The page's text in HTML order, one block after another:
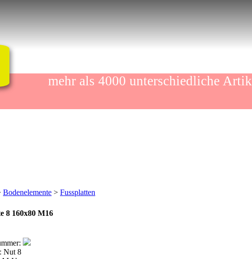
mehr als 4000
Bodenelemente > Fussplatten
8 160x80 M16
Nut 8